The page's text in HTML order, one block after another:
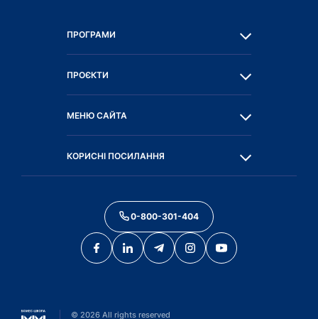
ПРОГРАМИ
ПРОЄКТИ
МЕНЮ САЙТА
КОРИСНІ ПОСИЛАННЯ
0-800-301-404
© 2026 All rights reserved